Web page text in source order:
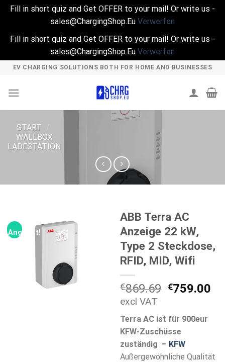
Fill in short quiz and Get OFFER to your mail! Or write us -
sales@ChargingShop.Eu Verwerfen
Fill in short quiz and Get OFFER to your mail! Or write us -
sales@ChargingShop.Eu Verwerfen
Skip
content
EV CHARGING SOLUTIONS BOTH FOR HOME AND BUSINESSES
START /
WALLBOX
LADESTATION
Angebot!
ABB Terra AC
Anzeige 22 kW,
Type 2 Steckdose,
RFID, MID, Wifi
€869.69
war:
€869.69
€759.00
excl VAT
Terra AC ist für 900eur
KFW-Zuschüsse
zuständig – KFW
Außergewöhnliche Qualität